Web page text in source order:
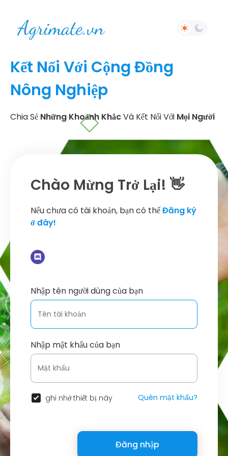
Kết Nối Với Cộng Đồng
Nông Nghiệp
Chia Sẻ Những Khoảnh KhắcVà Kết Nối Với Mọi Người
Chào Mừng Trở Lại! 👋
Nếu chưa có tài khoản, bạn có thểĐăng ký
ở đây!
Nhập tên người dùng của bạn
Nhập mật khẩu của bạn
ghi nhớ thiết bị này Quên mật khẩu?
Đăng nhập